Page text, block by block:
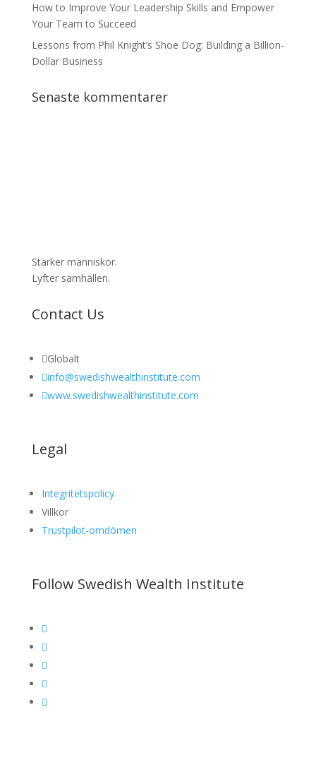
How to Improve Your Leadership Skills and Empower
Your Team to Succeed
Lessons from Phil Knight’s Shoe Dog: Building a Billion-
Dollar Business
Senaste kommentarer
Stärker människor.
Lyfter samhällen.
Contact Us
Globalt
info@swedishwealthinstitute.com
www.swedishwealthinstitute.com
Legal
Integritetspolicy
Villkor
Trustpilot-omdömen
Follow Swedish Wealth Institute




